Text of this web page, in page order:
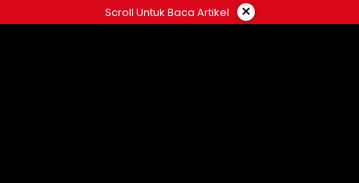
ke
Scroll Untuk Baca Artikel ×